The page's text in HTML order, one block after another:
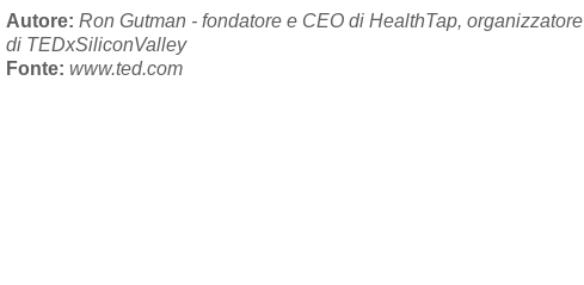
Autore: Ron Gutman - fondatore e CEO di HealthTap, organizzatore
di TEDxSiliconValley
Fonte: www.ted.com